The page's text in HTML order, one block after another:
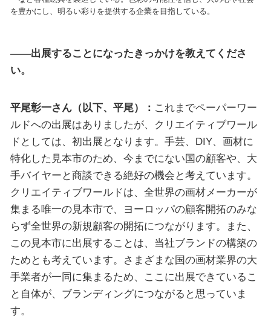
を豊かにし、明るい彩りを提供する企業を目指している。
――出展することになったきっかけを教えてくださ
い。
平尾彰一さん（以下、平尾）： これまでペーパーワー
ルドへの出展はありましたが、クリエイティブワール
ドとしては、初出展となります。手芸、DIY、画材に
特化した見本市のため、今までにない国の顧客や、大
手バイヤーと商談できる絶好の機会と考えています。
クリエイティブワールドは、全世界の画材メーカーが
集まる唯一の見本市で、ヨーロッパの顧客開拓のみな
らず全世界の新規顧客の開拓につながります。また、
この見本市に出展することは、当社ブランドの構築の
ためとも考えています。さまざまな国の画材業界の大
手業者が一同に集まるため、ここに出展できているこ
と自体が、ブランディングにつながると思っていま
す。